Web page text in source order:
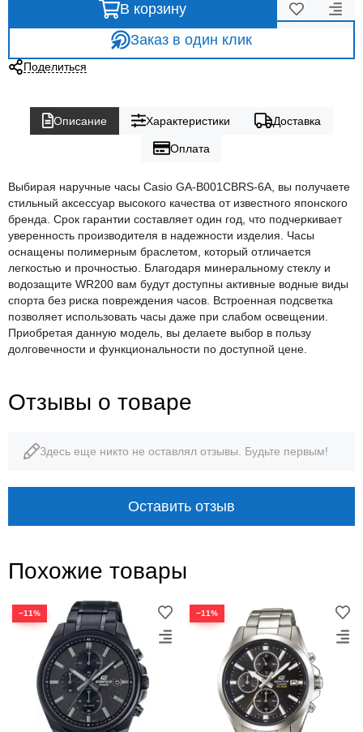
В корзину
Заказ в один клик
Поделиться
Описание Характеристики Доставка
Оплата
Выбирая наручные часы Casio GA-B001CBRS-6A, вы получаете
стильный аксессуар высокого качества от известного японского
бренда. Срок гарантии составляет один год, что подчеркивает
уверенность производителя в надежности изделия. Часы
оснащены полимерным браслетом, который отличается
легкостью и прочностью. Благодаря минеральному стеклу и
водозащите WR200 вам будут доступны активные водные виды
спорта без риска повреждения часов. Встроенная подсветка
позволяет использовать часы даже при слабом освещении.
Приобретая данную модель, вы делаете выбор в пользу
долговечности и функциональности по доступной цене.
Отзывы о товаре
Здесь еще никто не оставлял отзывы. Будьте первым!
Оставить отзыв
Похожие товары
−11% −11%